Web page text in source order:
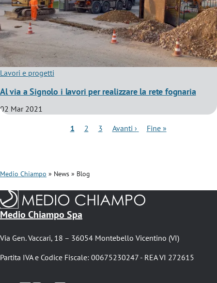
Lavori e progetti
Al via a Signolo i lavori per realizzare la rete fognaria
02 Mar 2021
i
n
a
z
o
n
Pagina
1 Pagina
2 Pagina
3
Pagina
Avanti ›
Ultima
Fine »
B
r
i
c
i
Medio Chiampo News Blog
Medio Chiampo Spa
Via Gen. Vaccari, 18 – 36054 Montebello Vicentino (VI)
Partita IVA e Codice Fiscale: 00675230247 - REA VI 272615